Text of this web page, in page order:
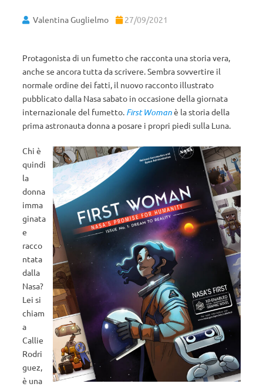
Valentina Guglielmo 27/09/2021
Protagonista di un fumetto che racconta una storia vera,
anche se ancora tutta da scrivere. Sembra sovvertire il
normale ordine dei fatti, il nuovo racconto illustrato
pubblicato dalla Nasa sabato in occasione della giornata
internazionale del fumetto. First Womanè la storia della
prima astronauta donna a posare i propri piedi sulla Luna.
Chi è
quindi
la
donna
imma
ginata
e
racco
ntata
dalla
Nasa?
Lei si
chiam
a
Callie
Rodri
guez,
è una